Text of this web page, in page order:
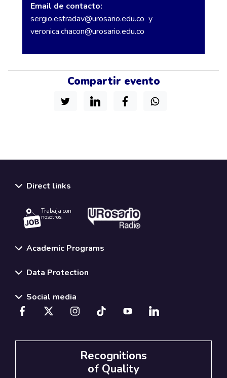
Email de contacto:
sergio.estradav@urosario.edu.co y
veronica.chacon@urosario.edu.co
Compartir evento
Direct links
Trabaja con
nosotros.
Academic Programs
Data Protection
Social media
Recognitions
of Quality